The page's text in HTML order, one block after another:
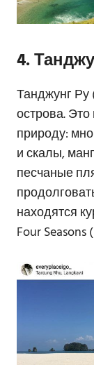
4.
Танджунг Ру
острова.
природу:
и скалы,
песчаные
находятся
Four